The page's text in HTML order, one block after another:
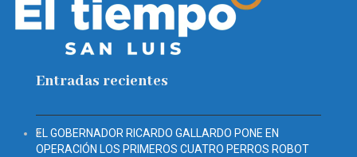
Entradas recientes
EL GOBERNADOR RICARDO GALLARDO PONE EN
OPERACIÓN LOS PRIMEROS CUATRO PERROS ROBOT